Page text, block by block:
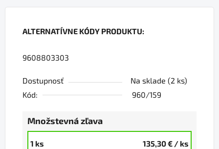
ALTERNATÍVNE KÓDY PRODUKTU:
9608803303
Dostupnosť Na sklade (2 ks)
Kód:
960/159
Množstevná zľava
1 ks 135,30 € / ks